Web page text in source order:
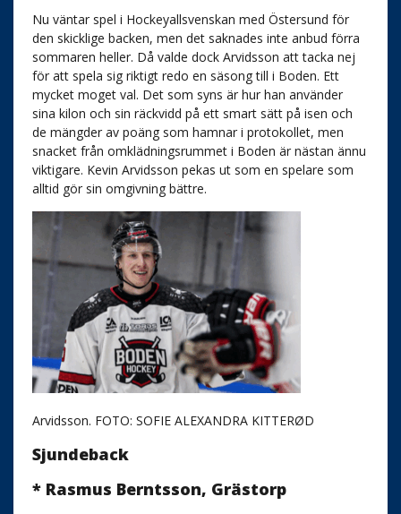
Nu väntar spel i Hockeyallsvenskan med Östersund för
den skicklige backen, men det saknades inte anbud förra
sommaren heller. Då valde dock Arvidsson att tacka nej
för att spela sig riktigt redo en säsong till i Boden. Ett
mycket moget val. Det som syns är hur han använder
sina kilon och sin räckvidd på ett smart sätt på isen och
de mängder av poäng som hamnar i protokollet, men
snacket från omklädningsrummet i Boden är nästan ännu
viktigare. Kevin Arvidsson pekas ut som en spelare som
alltid gör sin omgivning bättre.
Arvidsson. FOTO: SOFIE ALEXANDRA KITTERØD
Sjundeback
* Rasmus Berntsson, Grästorp